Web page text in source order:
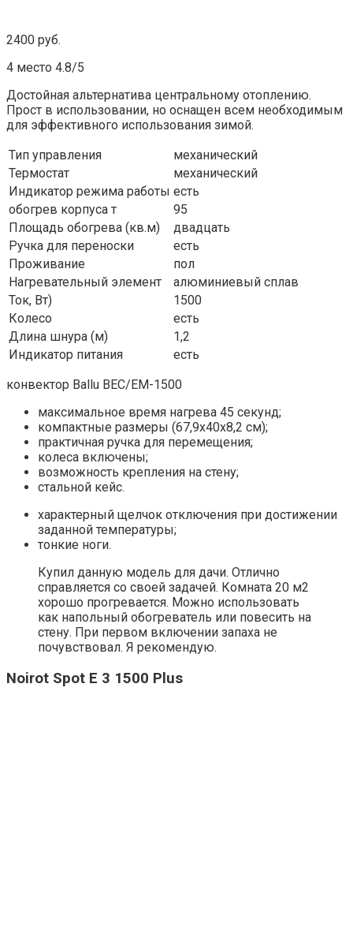
2400 руб.
4 место 4.8/5
Достойная альтернатива центральному отоплению.
Прост в использовании, но оснащен всем необходимым
для эффективного использования зимой.
Тип управления
механический
Термостат
механический
Индикатор режима работы есть
обогрев корпуса т
95
Площадь обогрева (кв.м)
двадцать
Ручка для переноски
есть
Проживание
пол
Нагревательный элемент
алюминиевый сплав
Ток, Вт)
1500
Колесо
есть
Длина шнура (м)
1,2
Индикатор питания
есть
конвектор Ballu BEC/EM-1500
максимальное время нагрева 45 секунд;
компактные размеры (67,9х40х8,2 см);
практичная ручка для перемещения;
колеса включены;
возможность крепления на стену;
стальной кейс.
характерный щелчок отключения при достижении
заданной температуры;
тонкие ноги.
Купил данную модель для дачи. Отлично
справляется со своей задачей. Комната 20 м2
хорошо прогревается. Можно использовать
как напольный обогреватель или повесить на
стену. При первом включении запаха не
почувствовал. Я рекомендую.
Noirot Spot E 3 1500 Plus